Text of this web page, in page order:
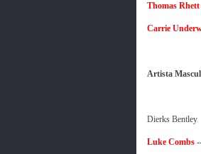
Thomas
Carrie
Artista
Dierks Bentley
Luke Combs